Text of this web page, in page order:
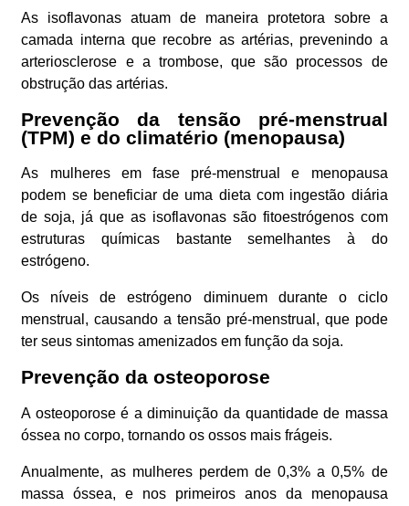
As isoflavonas atuam de maneira protetora sobre a
camada interna que recobre as artérias, prevenindo a
arteriosclerose e a trombose, que são processos de
obstrução das artérias.
Prevenção da tensão pré-menstrual
(TPM) e do climatério (menopausa)
As mulheres em fase pré-menstrual e menopausa
podem se beneficiar de uma dieta com ingestão diária
de soja, já que as isoflavonas são fitoestrógenos com
estruturas químicas bastante semelhantes à do
estrógeno.
Os níveis de estrógeno diminuem durante o ciclo
menstrual, causando a tensão pré-menstrual, que pode
ter seus sintomas amenizados em função da soja.
Prevenção da osteoporose
A osteoporose é a diminuição da quantidade de massa
óssea no corpo, tornando os ossos mais frágeis.
Anualmente, as mulheres perdem de 0,3% a 0,5% de
massa óssea, e nos primeiros anos da menopausa